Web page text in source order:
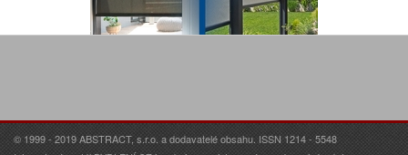
© 1999 - 2019 ABSTRACT, s.r.o. a dodavatelé obsahu. ISSN 1214 - 5548